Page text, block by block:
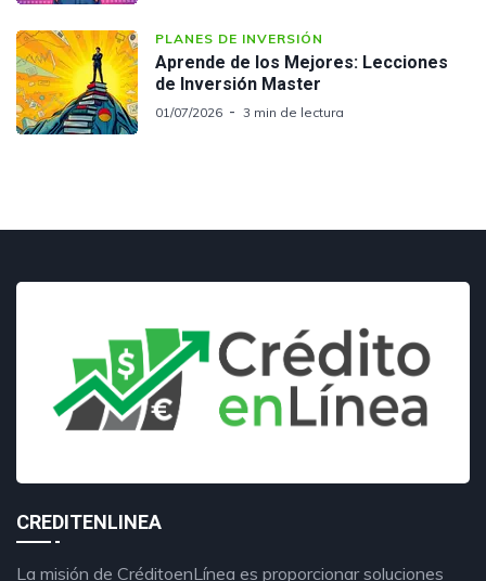
PLANES DE INVERSIÓN
Aprende de los Mejores: Lecciones
de Inversión Master
01/07/2026 3 min de lectura
CREDITENLINEA
La misión de CréditoenLínea es proporcionar soluciones